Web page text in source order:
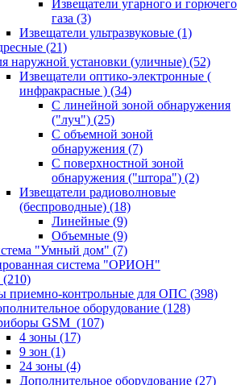
Извещатели угарного и горючего
газа (3)
Извещатели ультразвуковые (1)
(21)
наружной установки (уличные) (52)
Извещатели оптико-электронные (
инфракрасные ) (34)
С линейной зоной обнаружения
("луч") (25)
С объемной зоной
обнаружения (7)
С поверхностной зоной
обнаружения ("штора") (2)
Извещатели радиоволновые
(беспроводные) (18)
Линейные (9)
Объемные (9)
"Умный дом" (7)
система "ОРИОН"
(210)
приемно-контрольные для ОПС (398)
оборудование (128)
GSM (107)
4 зоны (17)
9 зон (1)
24 зоны (4)
Дополнительное оборудование (27)